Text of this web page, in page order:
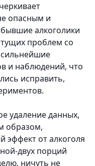
опасным и
алкоголики
проблем со
сильнейшие
и наблюдений, что
исправить,
удаление данных,
образом,
эффект от алкоголя
двух порций
ничуть не